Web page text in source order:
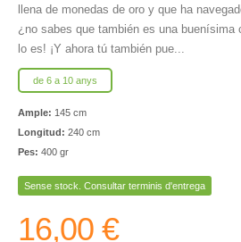
llena de monedas de oro y que ha
¿no sabes que también es una buenísima
lo es! ¡Y ahora tú también pue...
de 6 a 10 anys
Ample: 145 cm
Longitud: 240 cm
Pes: 400 gr
Sense stock. Consultar terminis d'entrega
16,00 €